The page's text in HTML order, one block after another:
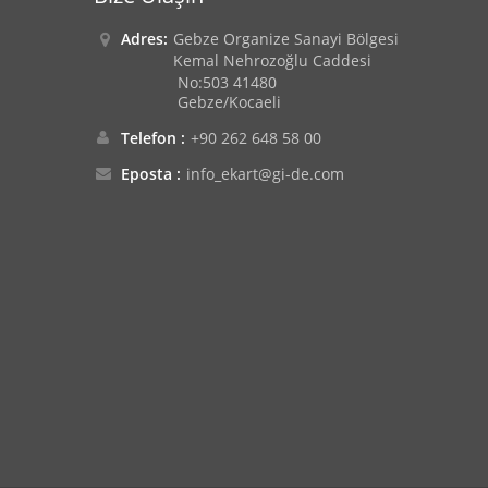
Adres: Gebze Organize Sanayi Bölgesi
Kemal Nehrozoğlu Caddesi
No:503 41480
Gebze/Kocaeli
Telefon : +90 262 648 58 00
Eposta : info_ekart@gi-de.com